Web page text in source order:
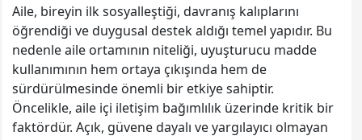
Aile, bireyin ilk sosyalleştiği, davranış kalıplarını
öğrendiği ve duygusal destek aldığı temel yapıdır. Bu
nedenle aile ortamının niteliği, uyuşturucu madde
kullanımının hem ortaya çıkışında hem de
sürdürülmesinde önemli bir etkiye sahiptir.
Öncelikle, aile içi iletişim bağımlılık üzerinde kritik bir
faktördür. Açık, güvene dayalı ve yargılayıcı olmayan